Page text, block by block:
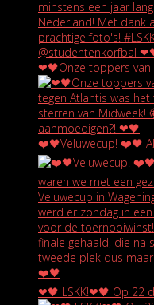
❤🖤Onze toppers
❤️🖤Veluwecup! ❤️🖤
❤🖤 LSKK!❤🖤 Op 22